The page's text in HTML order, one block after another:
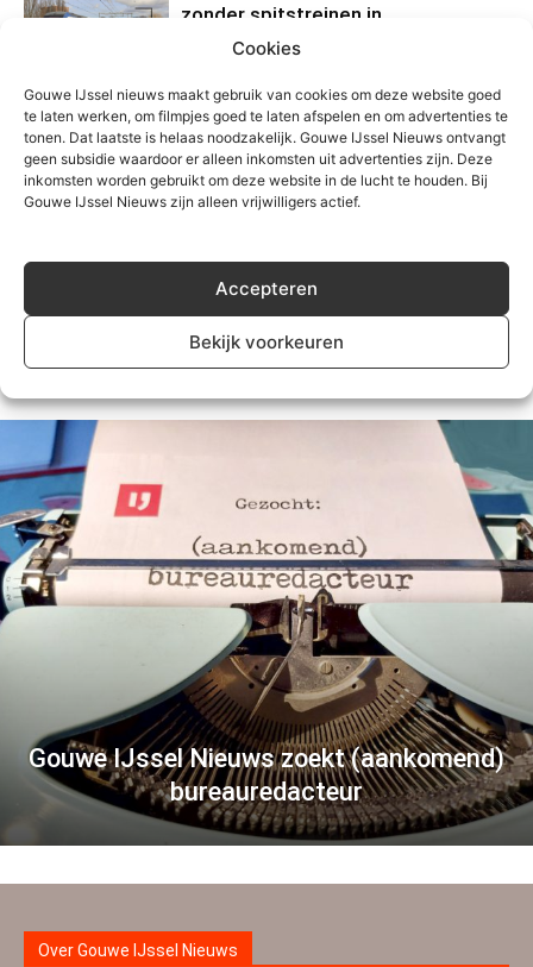
Cookies
Gouwe IJssel nieuws maakt gebruik van cookies om deze website goed
te laten werken, om filmpjes goed te laten afspelen en om advertenties te
tonen. Dat laatste is helaas noodzakelijk. Gouwe IJssel Nieuws ontvangt
geen subsidie waardoor er alleen inkomsten uit advertenties zijn. Deze
inkomsten worden gebruikt om deze website in de lucht te houden. Bij
Gouwe IJssel Nieuws zijn alleen vrijwilligers actief.
Accepteren
Bekijk voorkeuren
zonder spitstreinen in
Nieuwerkerk
Foto
Stoomtrein bij station Gouda
Nieuwerkerk?
Gouwe IJssel Nieuws zoekt (aankomend)
bureauredacteur
Over Gouwe IJssel Nieuws